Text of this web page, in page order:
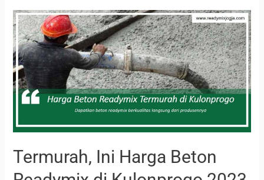
Termurah, Ini Harga Beton